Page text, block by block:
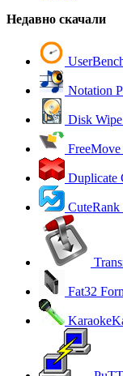
Недавно скачали
Notation
Disk Wipe
FreeMove
Duplicate
CuteRank
Fat32